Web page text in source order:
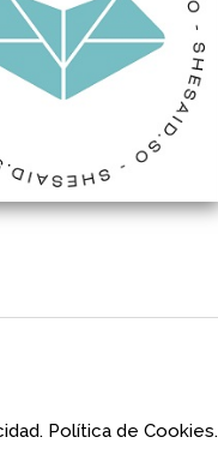
Política de Cookies.